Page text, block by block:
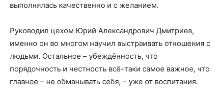
выполнялась качественно и с желанием.
Руководил цехом Юрий Александрович Дмитриев,
именно он во многом научил выстраивать отношения с
людьми. Остальное – убеждённость, что
порядочность и честность всё-таки самое важное, что
главное – не обманывать себя, – уже от воспитания.